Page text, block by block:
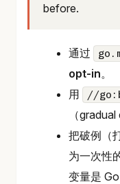
before.
通过
opt-in。
用
//
（
把破例（
为一次性
变量是